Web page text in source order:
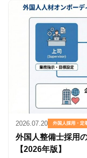
2026.07.20 外国人採用・定
外国人整備士採用
【2026年版】